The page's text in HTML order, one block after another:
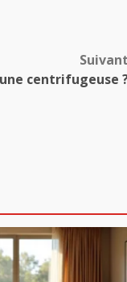
centrifugeuse